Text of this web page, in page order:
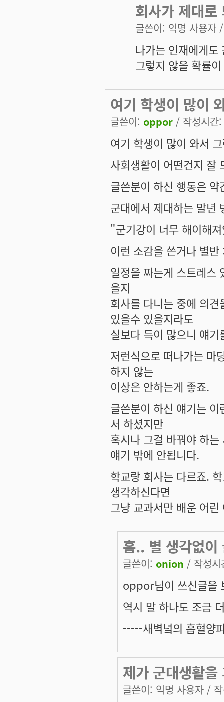
회사가 제대로
글쓴이: 익명 사용자
나가는 인재에게도
그렇지 않을 확률
여기 학생이 많이
글쓴이: oppor / 작성시
여기 학생이 많이 와서
사회생활이 어떤건지 잘
글쓴분이 하신 행동은
군대에서 제대하는 말년
"군기강이 너무 해이해
이런 소감을 쓴거나 별
일정을 짜는게 스트레스
을지
회사를 다니는 중에 의
있을수 있을지라도
실보다 득이 많으니 얘
저런식으로 떠나가는 마
하지 않는
이상은 안하는게 좋죠.
글쓴분이 하신 얘기는
서 하셨지만
혹시나 그걸 바꿔야 하
얘기 밖에 안됩니다.
학교랑 회사는 다르죠.
생각하신다면
그냥 교과서만 배운 어
흠.. 별 생각없
글쓴이: onion / 작성
oppor님이 쓰신글을
역시 말 하나도 조금
-----새벽녘의 흡혈양
제가 군대생활
글쓴이: 익명 사용자 /